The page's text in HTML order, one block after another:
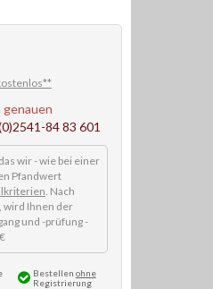
84 83 601
wir - wie bei einer
Pfandwert
. Nach
wird Ihnen der
und -prüfung -
Bestellen ohne
Registrierung